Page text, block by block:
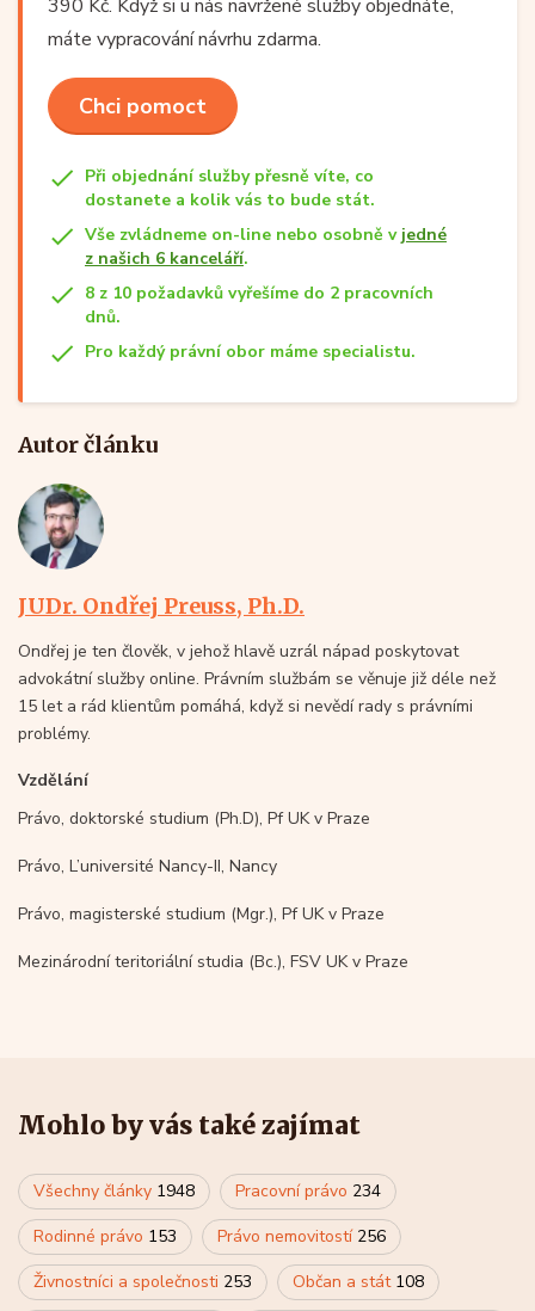
390 Kč. Když si u nás navržené služby objednáte,
máte vypracování návrhu zdarma.
Chci pomoct
Při objednání služby přesně víte, co
dostanete a kolik vás to bude stát.
Vše zvládneme on-line nebo osobně v jedné
z našich 6 kanceláří.
8 z 10 požadavků vyřešíme do 2 pracovních
dnů.
Pro každý právní obor máme specialistu.
Autor článku
JUDr. Ondřej Preuss, Ph.D.
Ondřej je ten člověk, v jehož hlavě uzrál nápad poskytovat
advokátní služby online. Právním službám se věnuje již déle než
15 let a rád klientům pomáhá, když si nevědí rady s právními
problémy.
Vzdělání
Právo, doktorské studium (Ph.D), Pf UK v Praze
Právo, L’université Nancy-II, Nancy
Právo, magisterské studium (Mgr.), Pf UK v Praze
Mezinárodní teritoriální studia (Bc.), FSV UK v Praze
Mohlo by vás také zajímat
Všechny články 1948 Pracovní právo 234
Rodinné právo 153 Právo nemovitostí 256
Živnostníci a společnosti 253 Občan a stát 108